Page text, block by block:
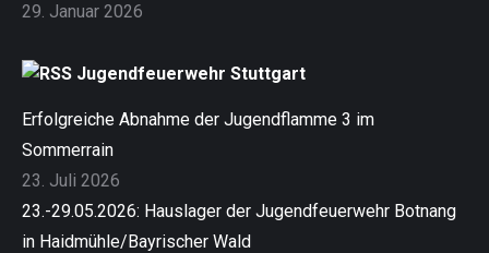
29. Januar 2026
Jugendfeuerwehr Stuttgart
Erfolgreiche Abnahme der Jugendflamme 3 im
Sommerrain
23. Juli 2026
23.-29.05.2026: Hauslager der Jugendfeuerwehr Botnang
in Haidmühle/Bayrischer Wald